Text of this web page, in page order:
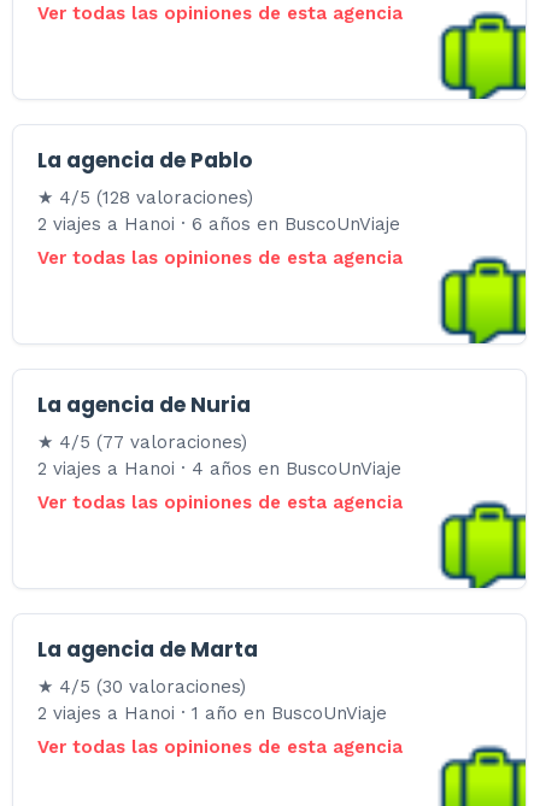
Ver todas las opiniones de esta agencia
La agencia de Pablo
★ 4/5 (128 valoraciones)
2 viajes a Hanoi · 6 años en BuscoUnViaje
Ver todas las opiniones de esta agencia
La agencia de Nuria
★ 4/5 (77 valoraciones)
2 viajes a Hanoi · 4 años en BuscoUnViaje
Ver todas las opiniones de esta agencia
La agencia de Marta
★ 4/5 (30 valoraciones)
2 viajes a Hanoi · 1 año en BuscoUnViaje
Ver todas las opiniones de esta agencia